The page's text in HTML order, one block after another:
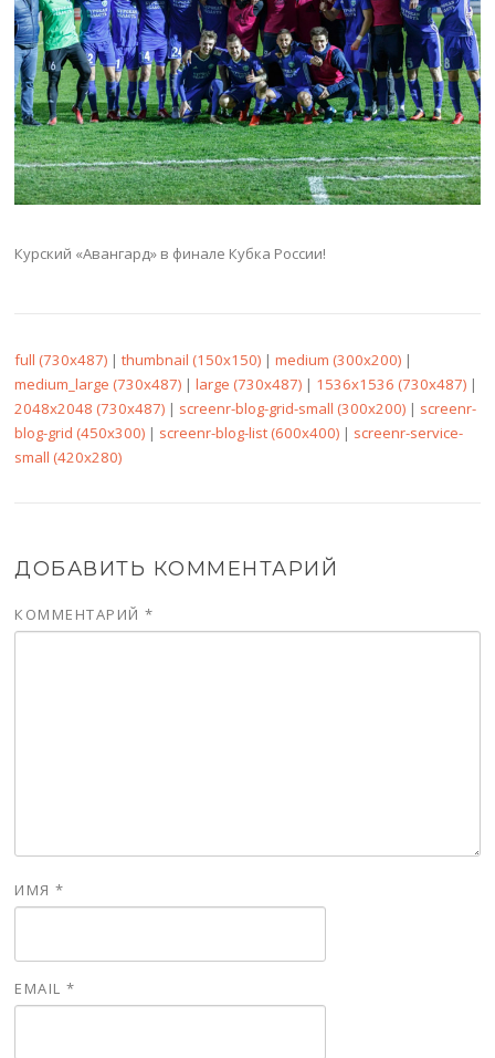
Курский «Авангард» в финале Кубка России!
full (730x487) |thumbnail (150x150) |medium (300x200) |
medium_large (730x487) |large (730x487) | 1536x1536 (730x487) |
2048x2048 (730x487) | screenr-blog-grid-small (300x200) | screenr-
blog-grid (450x300) | screenr-blog-list (600x400) | screenr-service-
small (420x280)
ДОБАВИТЬ КОММЕНТАРИЙ
КОММЕНТАРИЙ*
ИМЯ*
EMAIL*